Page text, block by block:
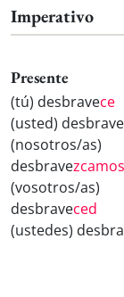
Imperativo
Presente
(tú) desbravece
(usted) desbrave
(nosotros/as)
desbravezcamos
(vosotros/as)
desbraveced
(ustedes)